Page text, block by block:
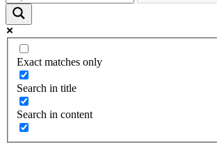
Exact matches only
Search in title
Search in content